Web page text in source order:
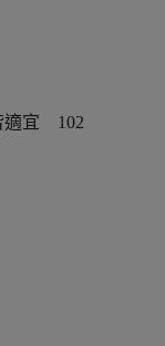
宜 102